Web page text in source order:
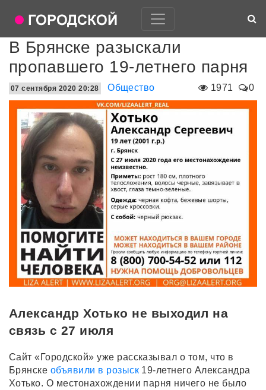
В Брянске разыскали
пропавшего 19-летнего парня
1971 0
07 сентября 2020 20:28 Общество
Александр Хотько не выходил на
связь с 27 июля
Сайт «Городской» уже рассказывал о том, что в
Брянске объявили в розыск 19-летнего Александра
Хотько. О местонахождении парня ничего не было